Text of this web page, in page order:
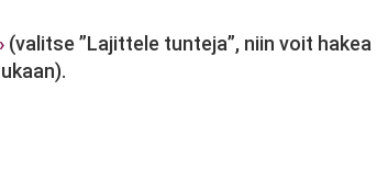
(valitse ”Lajittele tunteja”, niin voit hakea